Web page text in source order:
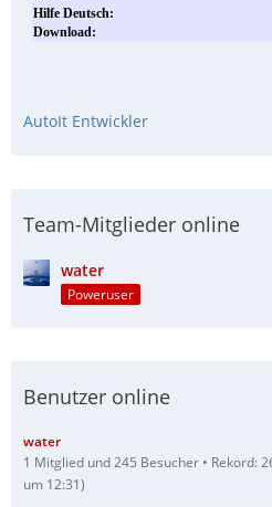
AutoIt Entwickler
Team-Mitglieder online
water
Poweruser
Benutzer online
water
1 Mitglied und 245 Besucher
Rekord:
um 12:31)